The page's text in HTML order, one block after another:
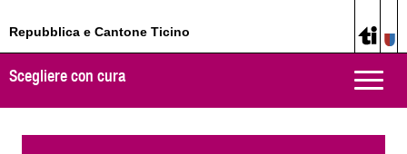
Repubblica e Cantone Ticino
Toggle
Scegliere con cura